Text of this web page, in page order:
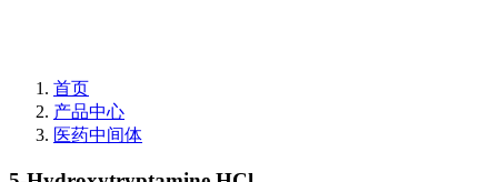
首页
产品中心
医药中间体